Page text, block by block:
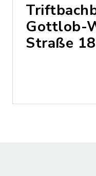
Gottlob-
Straße 18